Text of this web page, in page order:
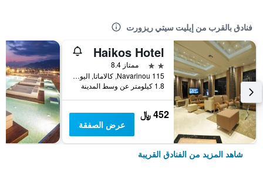
فنادق بالقرب من إيليت سيتي ريزورت
Haikos Hotel
2 نجمتين
ممتاز 8.4
Navarinou 115, كالاماتا, اليونان
1.8 كيلومتر عن وسط المدينة
452 ﷼
عرض الصفقة
شاهد المزيد من الفنادق القريبة